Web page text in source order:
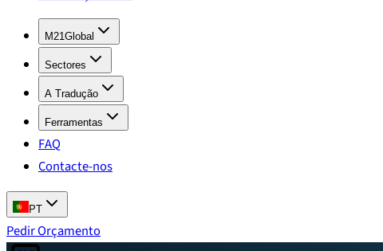
M21Global
Sectores
A Tradução
Ferramentas
FAQ
Contacte-nos
PT
Pedir Orçamento